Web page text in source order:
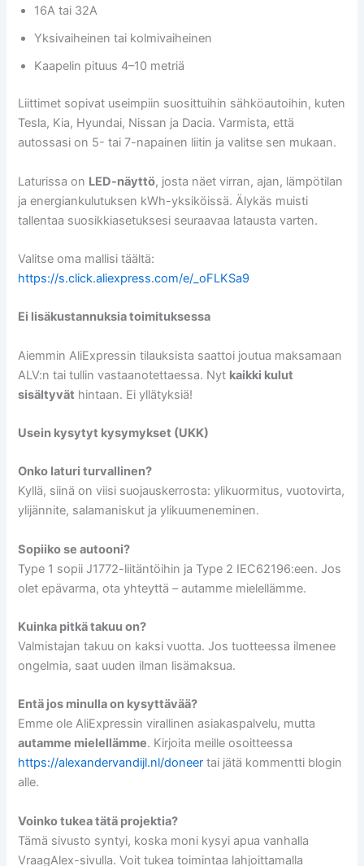
16A tai 32A
Yksivaiheinen tai kolmivaiheinen
Kaapelin pituus 4–10 metriä
Liittimet sopivat useimpiin suosittuihin sähköautoihin, kuten
Tesla, Kia, Hyundai, Nissan ja Dacia. Varmista, että
autossasi on 5- tai 7-napainen liitin ja valitse sen mukaan.
Laturissa on LED-näyttö, josta näet virran, ajan, lämpötilan
ja energiankulutuksen kWh-yksiköissä. Älykäs muisti
tallentaa suosikkiasetuksesi seuraavaa latausta varten.
Valitse oma mallisi täältä:
https://s.click.aliexpress.com/e/_oFLKSa9
Ei lisäkustannuksia toimituksessa
Aiemmin AliExpressin tilauksista saattoi joutua maksamaan
ALV:n tai tullin vastaanotettaessa. Nyt kaikki kulut
sisältyvät hintaan. Ei yllätyksiä!
Usein kysytyt kysymykset (UKK)
Onko laturi turvallinen?
Kyllä, siinä on viisi suojauskerrosta: ylikuormitus, vuotovirta,
ylijännite, salamaniskut ja ylikuumeneminen.
Sopiiko se autooni?
Type 1 sopii J1772-liitäntöihin ja Type 2 IEC62196:een. Jos
olet epävarma, ota yhteyttä – autamme mielellämme.
Kuinka pitkä takuu on?
Valmistajan takuu on kaksi vuotta. Jos tuotteessa ilmenee
ongelmia, saat uuden ilman lisämaksua.
Entä jos minulla on kysyttävää?
Emme ole AliExpressin virallinen asiakaspalvelu, mutta
autamme mielellämme. Kirjoita meille osoitteessa
https://alexandervandijl.nl/doneer tai jätä kommentti blogin
alle.
Voinko tukea tätä projektia?
Tämä sivusto syntyi, koska moni kysyi apua vanhalla
VraagAlex-sivulla. Voit tukea toimintaa lahjoittamalla